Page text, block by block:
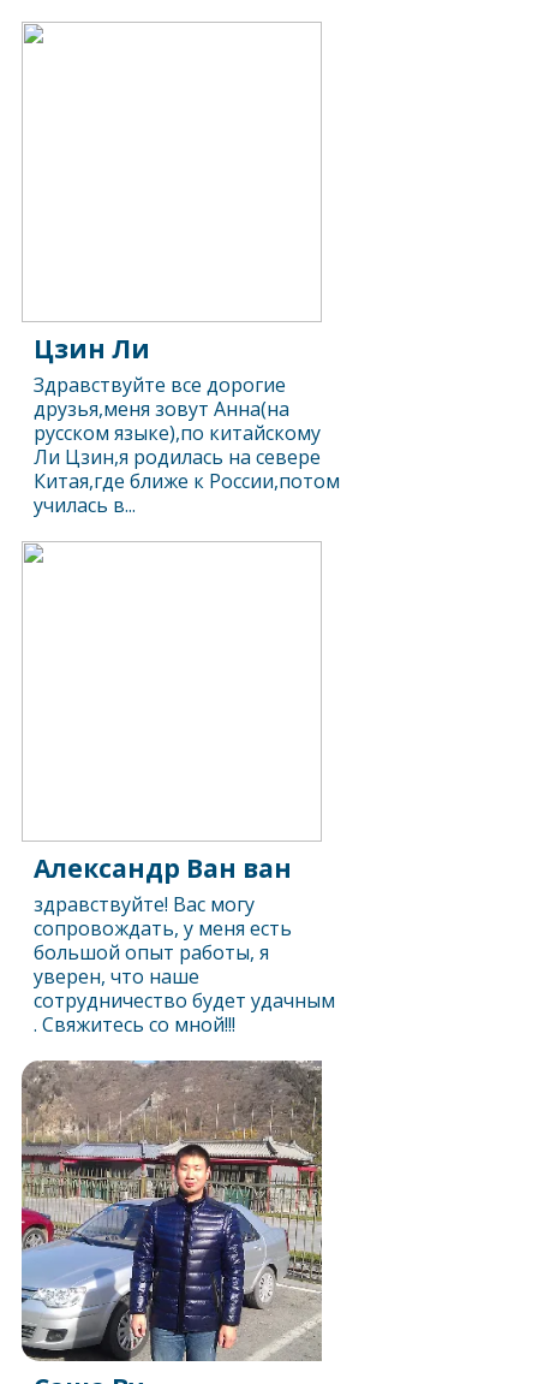
Цзин Ли
Здравствуйте все дорогие
друзья,меня зовут Анна(на
русском языке),по китайскому
Ли Цзин,я родилась на севере
Китая,где ближе к России,потом
училась в...
Александр Ван ван
здравствуйте! Вас могу
сопровождать, у меня есть
большой опыт работы, я
уверен, что наше
сотрудничество будет удачным
. Свяжитесь со мной!!!